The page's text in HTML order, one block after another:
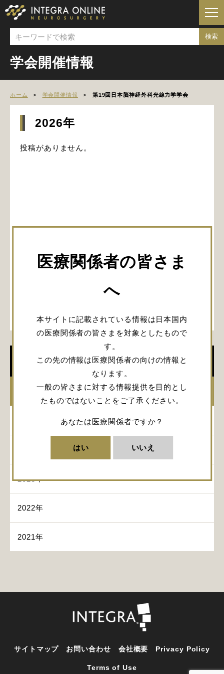
医療関係者の皆さま
へ
本サイトに記載されている情報は日本国内
の医療関係者の皆さまを対象としたもので
す。
この先の情報は医療関係者の向けの情報と
なります。
一般の皆さまに対する情報提供を目的とし
たものではないことをご了承ください。
あなたは医療関係者ですか？
はい いいえ
学会開催情報
ホーム 学会開催情報 第19回日本脳神経外科光線力学学会
学会開催情報
2023年
2022年
2021年
2026年
投稿がありません。
サイトマップ お問い合わせ 会社概要 Privacy Policy
Terms of Use